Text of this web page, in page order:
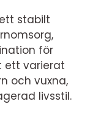
stabilt
för
ett varierat
och vuxna,
livsstil.